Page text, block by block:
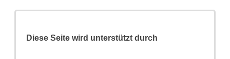
Diese Seite wird unterstützt durch